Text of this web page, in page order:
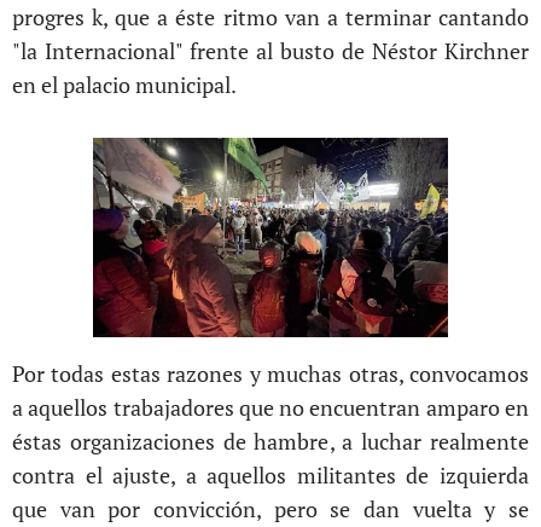
progres k, que a éste ritmo van a terminar cantando
"la Internacional" frente al busto de Néstor Kirchner
en el palacio municipal.
Por todas estas razones y muchas otras, convocamos
a aquellos trabajadores que no encuentran amparo en
éstas organizaciones de hambre, a luchar realmente
contra el ajuste, a aquellos militantes de izquierda
que van por convicción, pero se dan vuelta y se